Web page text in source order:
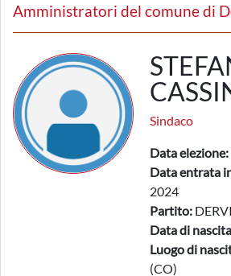
Amministratori del comune di
Sindaco
Data elezione:
Data entrata
2024
Partito:
Data di
Luogo di
(CO)